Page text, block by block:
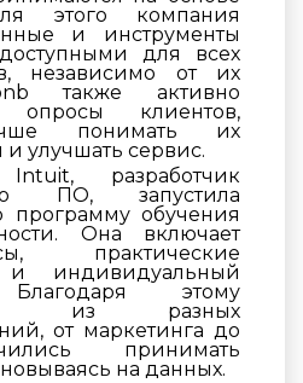
этого компания
и инструменты
для всех
независимо от их
также активно
опросы клиентов,
понимать их
и улучшать сервис.
разработчик
ПО, запустила
программу обучения
Она включает
практические
индивидуальный
этому
из разных
от маркетинга до
принимать
на данных.